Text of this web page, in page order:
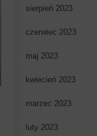
sierpień 2023
czerwiec 2023
maj 2023
kwiecień 2023
marzec 2023
luty 2023